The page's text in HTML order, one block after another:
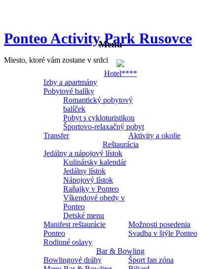
Ponteo Activity Park Rusovce
Miesto, ktoré vám zostane v srdci
Menu
Hotel****
Izby a apartmány
Pobytové balíky
Romantický pobytový
balíček
Pobyt s cykloturistikou
Športovo-relaxačný pobyt
Transfer
Aktivity a okolie
Reštaurácia
Jedálny a nápojový lístok
Kulinársky kalendár
Jedálny lístok
Nápojový lístok
Raňajky v Ponteo
Víkendové obedy v
Ponteo
Detské menu
Manifest reštaurácie
Ponteo
Možnosti posedenia
Svadba v štýle Ponteo
Rodinné oslavy
Bar & Bowling
Bowlingové dráhy
Šport fan zóna